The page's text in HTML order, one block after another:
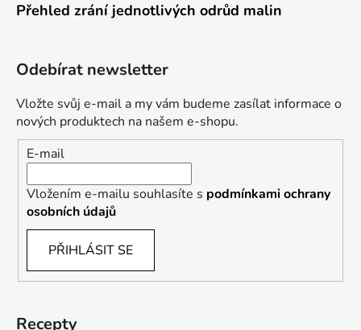
Přehled zrání jednotlivých odrůd malin
Odebírat newsletter
Vložte svůj e-mail a my vám budeme zasílat informace o
nových produktech na našem e-shopu.
E-mail
Vložením e-mailu souhlasíte s podmínkami ochrany
osobních údajů
PŘIHLÁSIT SE
Recepty